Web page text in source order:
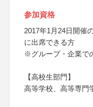
参加資格
2017年1月24日開催
に出席できる方
※グループ・企業で
【高校生部門】
高等学校、高等専門